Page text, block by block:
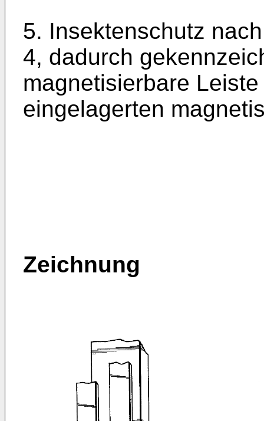
5. Insektenschutz
4, dadurch
magnetisierbare
eingelagerten
Zeichnung